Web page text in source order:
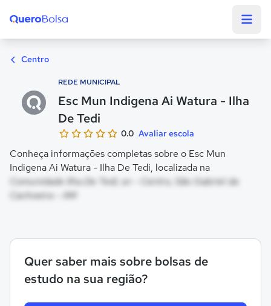
Centro
REDE MUNICIPAL
Esc Mun Indigena Ai Watura - Ilha
De Tedi
0.0 Avaliar escola
Conheça informações completas sobre o Esc Mun
Indigena Ai Watura - Ilha De Tedi, localizada na
Comunidade Ilha De Tedi, sn - Centro, São Gabriel da
Cachoeira - AM
Quer saber mais sobre bolsas de
estudo na sua região?